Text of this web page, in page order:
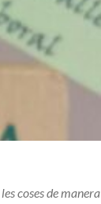
coses de manera